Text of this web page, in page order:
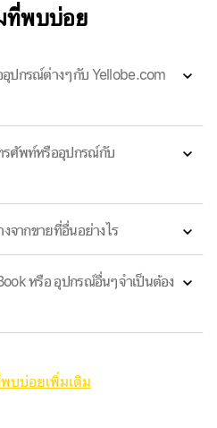
ที่พบบ่อย
ปกรณ์ต่างๆกับ Yellobe.com
รศัพท์หรืออุปกรณ์กับ
จากขายที่อื่นอย่างไร
หรือ อุปกรณ์อื่นๆจำเป็นต้อง
บบ่อยเพิ่มเติม